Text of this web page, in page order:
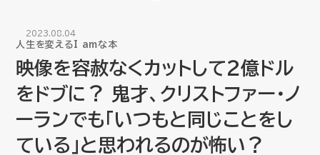
2023.08.04
人生を変えるI amな本
映像を容赦なくカットして２億ドル
をドブに？ 鬼才、クリストファー・ノ
ーランでも「いつもと同じことをし
ている」と思われるのが怖い？